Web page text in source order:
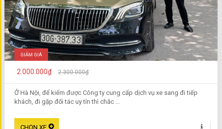
GIẢM GIÁ
2.000.000₫ 2.300.000₫
Ở Hà Nội, để kiếm được Công ty cung cấp dịch vụ xe sang đi tiếp
khách, đi gặp đối tác uy tín thì chắc ...